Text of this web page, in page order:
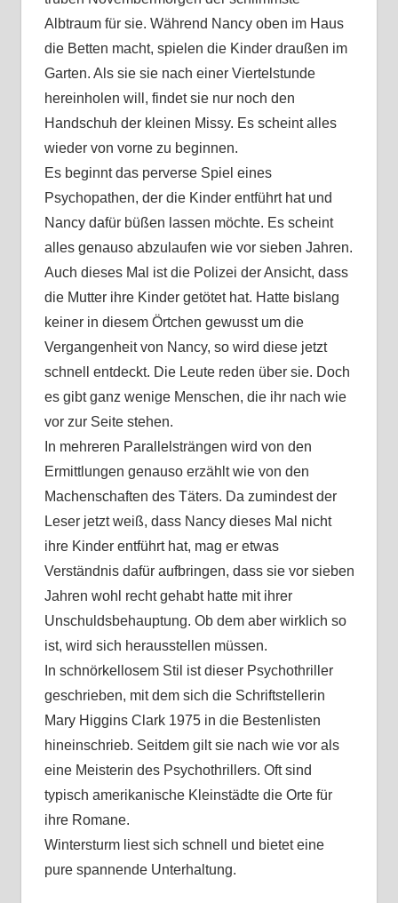
Albtraum für sie. Während Nancy oben im Haus
die Betten macht, spielen die Kinder draußen im
Garten. Als sie sie nach einer Viertelstunde
hereinholen will, findet sie nur noch den
Handschuh der kleinen Missy. Es scheint alles
wieder von vorne zu beginnen.
Es beginnt das perverse Spiel eines
Psychopathen, der die Kinder entführt hat und
Nancy dafür büßen lassen möchte. Es scheint
alles genauso abzulaufen wie vor sieben Jahren.
Auch dieses Mal ist die Polizei der Ansicht, dass
die Mutter ihre Kinder getötet hat. Hatte bislang
keiner in diesem Örtchen gewusst um die
Vergangenheit von Nancy, so wird diese jetzt
schnell entdeckt. Die Leute reden über sie. Doch
es gibt ganz wenige Menschen, die ihr nach wie
vor zur Seite stehen.
In mehreren Parallelsträngen wird von den
Ermittlungen genauso erzählt wie von den
Machenschaften des Täters. Da zumindest der
Leser jetzt weiß, dass Nancy dieses Mal nicht
ihre Kinder entführt hat, mag er etwas
Verständnis dafür aufbringen, dass sie vor sieben
Jahren wohl recht gehabt hatte mit ihrer
Unschuldsbehauptung. Ob dem aber wirklich so
ist, wird sich herausstellen müssen.
In schnörkellosem Stil ist dieser Psychothriller
geschrieben, mit dem sich die Schriftstellerin
Mary Higgins Clark 1975 in die Bestenlisten
hineinschrieb. Seitdem gilt sie nach wie vor als
eine Meisterin des Psychothrillers. Oft sind
typisch amerikanische Kleinstädte die Orte für
ihre Romane.
Wintersturm liest sich schnell und bietet eine
pure spannende Unterhaltung.